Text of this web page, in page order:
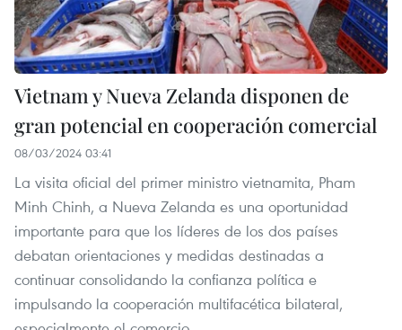
Vietnam y Nueva Zelanda disponen de
gran potencial en cooperación comercial
08/03/2024 03:41
La visita oficial del primer ministro vietnamita, Pham
Minh Chinh, a Nueva Zelanda es una oportunidad
importante para que los líderes de los dos países
debatan orientaciones y medidas destinadas a
continuar consolidando la confianza política e
impulsando la cooperación multifacética bilateral,